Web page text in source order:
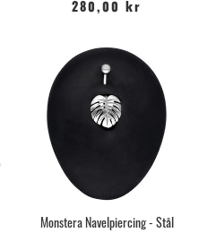
280,00 kr
Monstera Navelpiercing - Stål